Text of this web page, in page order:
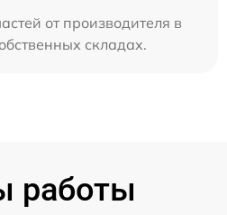
от производителя в
складах.
работы